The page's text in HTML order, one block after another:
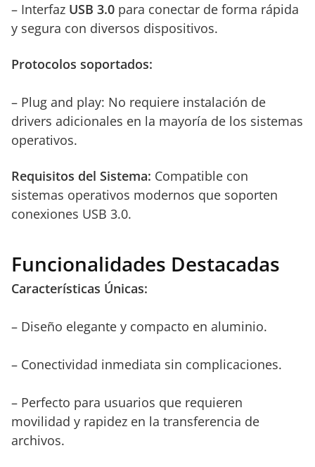
– Interfaz USB 3.0 para conectar de forma rápida
y segura con diversos dispositivos.
Protocolos soportados:
– Plug and play: No requiere instalación de
drivers adicionales en la mayoría de los sistemas
operativos.
Requisitos del Sistema: Compatible con
sistemas operativos modernos que soporten
conexiones USB 3.0.
Funcionalidades Destacadas
Características Únicas:
– Diseño elegante y compacto en aluminio.
– Conectividad inmediata sin complicaciones.
– Perfecto para usuarios que requieren
movilidad y rapidez en la transferencia de
archivos.